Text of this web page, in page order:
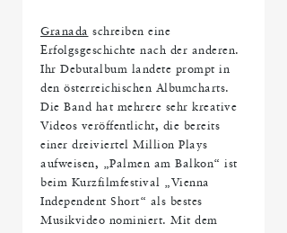
Granada schreiben eine
Erfolgsgeschichte nach der anderen.
Ihr Debutalbum landete prompt in
den österreichischen Albumcharts.
Die Band hat mehrere sehr kreative
Videos veröffentlicht, die bereits
einer dreiviertel Million Plays
aufweisen, „Palmen am Balkon“ ist
beim Kurzfilmfestival „Vienna
Independent Short“ als bestes
Musikvideo nominiert. Mit dem